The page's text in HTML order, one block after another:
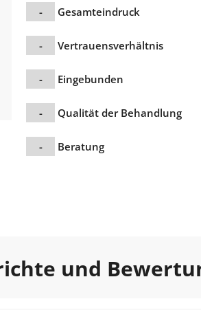
- Gesamteindruck
- Vertrauensverhältnis
- Eingebunden
- Qualität der Behandlung
- Beratung
und